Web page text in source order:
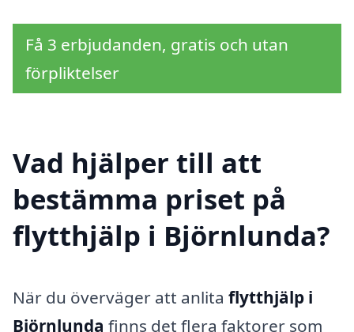
Få 3 erbjudanden, gratis och utan
förpliktelser
Vad hjälper till att
bestämma priset på
flytthjälp i Björnlunda?
När du överväger att anlita flytthjälp i
Björnlunda finns det flera faktorer som